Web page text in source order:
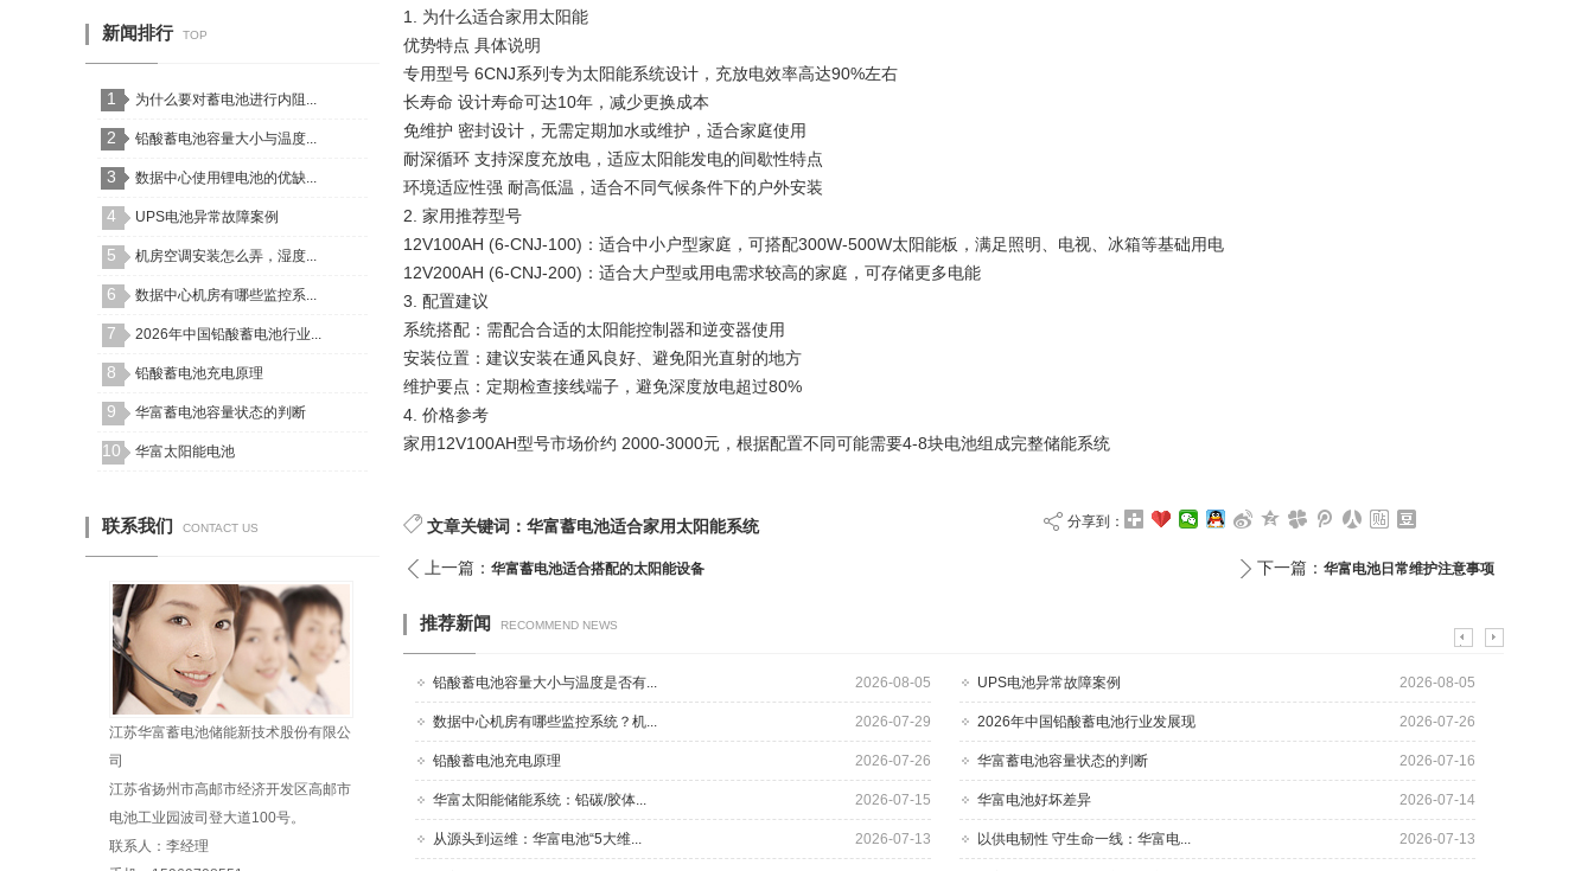
新闻排行 TOP
1 为什么要对蓄电池进行内阻...
2 铅酸蓄电池容量大小与温度...
3 数据中心使用锂电池的优缺...
4 UPS电池异常故障案例
5 机房空调安装怎么弄，湿度...
6 数据中心机房有哪些监控系...
7 2026年中国铅酸蓄电池行业...
8 铅酸蓄电池充电原理
9 华富蓄电池容量状态的判断
10 华富太阳能电池
联系我们 CONTACT US
江苏华富蓄电池储能新技术股份有限公
司
江苏省扬州市高邮市经济开发区高邮市
电池工业园波司登大道100号。
联系人：李经理
1. 为什么适合家用太阳能
优势特点 具体说明
专用型号 6CNJ系列专为太阳能系统设计，充放电效率高达90%左右
长寿命 设计寿命可达10年，减少更换成本
免维护 密封设计，无需定期加水或维护，适合家庭使用
耐深循环 支持深度充放电，适应太阳能发电的间歇性特点
环境适应性强 耐高低温，适合不同气候条件下的户外安装
2. 家用推荐型号
12V100AH (6-CNJ-100)：适合中小户型家庭，可搭配300W-500W太阳能板，满足照明、电视、冰箱等基础用电
12V200AH (6-CNJ-200)：适合大户型或用电需求较高的家庭，可存储更多电能
3. 配置建议
系统搭配：需配合合适的太阳能控制器和逆变器使用
安装位置：建议安装在通风良好、避免阳光直射的地方
维护要点：定期检查接线端子，避免深度放电超过80%
4. 价格参考
家用12V100AH型号市场价约 2000-3000元，根据配置不同可能需要4-8块电池组成完整储能系统
文章关键词：华富蓄电池适合家用太阳能系统 分享到：
上一篇： 华富蓄电池适合搭配的太阳能设备 下一篇： 华富电池日常维护注意事项
推荐新闻 RECOMMEND NEWS
2026-08-05
铅酸蓄电池容量大小与温度是否有... 2026-08-05
UPS电池异常故障案例
2026-07-29
数据中心机房有哪些监控系统？机... 2026-07-26
2026年中国铅酸蓄电池行业发展现
2026-07-26
铅酸蓄电池充电原理 2026-07-16
华富蓄电池容量状态的判断
2026-07-15
华富太阳能储能系统：铅碳/胶体... 2026-07-14
华富电池好坏差异
2026-07-13
从源头到运维：华富电池“5大维... 2026-07-13
以供电韧性 守生命一线：华富电...